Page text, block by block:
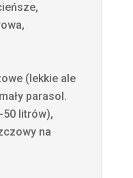
(lekkie ale
parasol.
50 litrów),
na